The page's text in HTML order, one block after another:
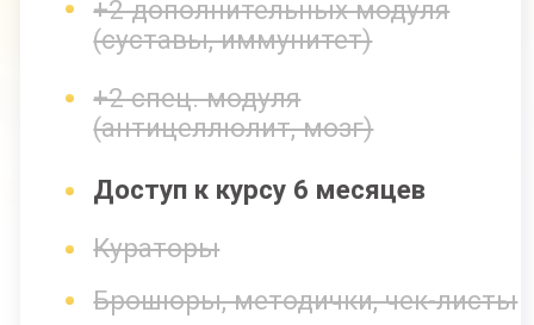
С КУРАТОРОМ